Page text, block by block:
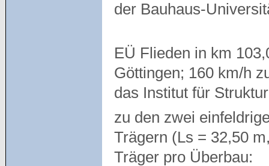
der Bauhaus-
EÜ Flieden in km
Göttingen; 160 km/h
das Institut für
zu den zwei
Trägern (Ls = 32,50
Träger pro Überbau: